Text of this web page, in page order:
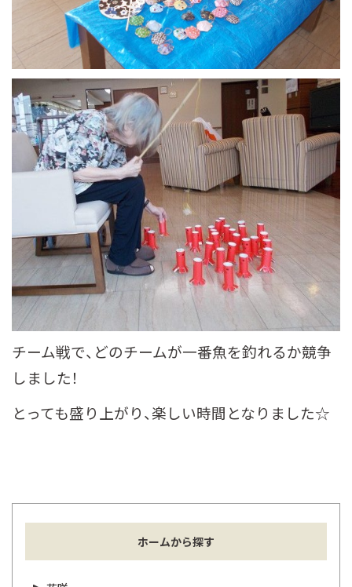
チーム戦で、どのチームが一番魚を釣れるか競争
しました！
とっても盛り上がり、楽しい時間となりました☆
ホームから探す